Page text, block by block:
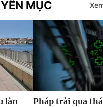
MỤC
làn
Pháp trải qua